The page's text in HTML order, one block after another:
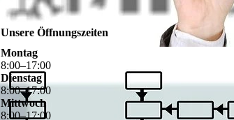
Unsere Öffnungszeiten
Montag
8:00–17:00
Dienstag
8:00–17:00
Mittwoch
8:00–17:00